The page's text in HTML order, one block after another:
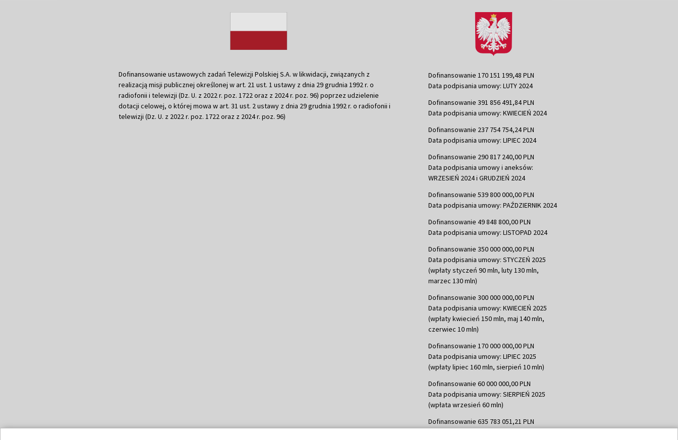
Dofinansowanie ustawowych zadań Telewizji Polskiej S.A. w likwidacji, związanych z
realizacją misji publicznej określonej w art. 21 ust. 1 ustawy z dnia 29 grudnia 1992 r. o
radiofonii i telewizji (Dz. U. z 2022 r. poz. 1722 oraz z 2024 r. poz. 96) poprzez udzielenie
dotacji celowej, o której mowa w art. 31 ust. 2 ustawy z dnia 29 grudnia 1992 r. o radiofonii i
telewizji (Dz. U. z 2022 r. poz. 1722 oraz z 2024 r. poz. 96)
Dofinansowanie 170 151 199,48 PLN
Data podpisania umowy: LUTY 2024
Dofinansowanie 391 856 491,84 PLN
Data podpisania umowy: KWIECIEŃ 2024
Dofinansowanie 237 754 754,24 PLN
Data podpisania umowy: LIPIEC 2024
Dofinansowanie 290 817 240,00 PLN
Data podpisania umowy i aneksów:
WRZESIEŃ 2024 i GRUDZIEŃ 2024
Dofinansowanie 539 800 000,00 PLN
Data podpisania umowy: PAŹDZIERNIK 2024
Dofinansowanie 49 848 800,00 PLN
Data podpisania umowy: LISTOPAD 2024
Dofinansowanie 350 000 000,00 PLN
Data podpisania umowy: STYCZEŃ 2025
(wpłaty styczeń 90 mln, luty 130 mln,
marzec 130 mln)
Dofinansowanie 300 000 000,00 PLN
Data podpisania umowy: KWIECIEŃ 2025
(wpłaty kwiecień 150 mln, maj 140 mln,
czerwiec 10 mln)
Dofinansowanie 170 000 000,00 PLN
Data podpisania umowy: LIPIEC 2025
(wpłaty lipiec 160 mln, sierpień 10 mln)
Dofinansowanie 60 000 000,00 PLN
Data podpisania umowy: SIERPIEŃ 2025
(wpłata wrzesień 60 mln)
Dofinansowanie 635 783 051,21 PLN